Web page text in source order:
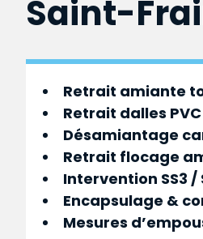
Saint-
Retrait amiante
Retrait dalles
Désamiantage
Retrait flocage
Intervention SS3 /
Encapsulage &
Mesures